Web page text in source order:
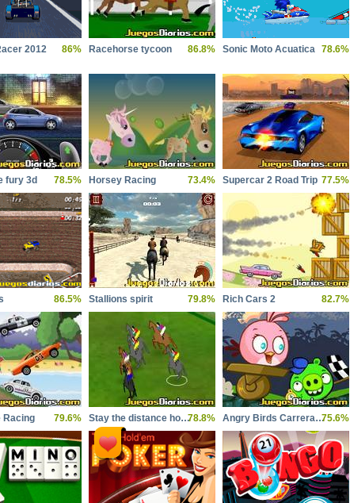
2012 86% Racehorse tycoon 86.8% Sonic Moto Acuatica 78.6%
fury 3d 78.5% Horsey Racing 73.4% Supercar 2 Road Trip 77.5%
86.5% Stallions spirit 79.8% Rich Cars 2 82.7%
Racing 79.6% Stay the distance horse racing78.8% Angry Birds Carrera Loca75.6%